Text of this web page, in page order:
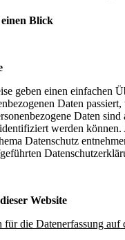
Blick
geben einen einfachen
Daten
Daten
werden
Datenschutz
Website
die Datenerfassung auf